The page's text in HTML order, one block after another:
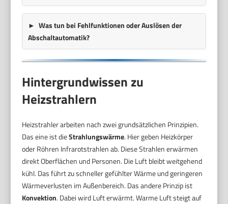
Was tun bei Fehlfunktionen oder Auslösen der
Abschaltautomatik?
Hintergrundwissen zu
Heizstrahlern
Heizstrahler arbeiten nach zwei grundsätzlichen Prinzipien.
Das eine ist dieStrahlungswärme. Hier geben Heizkörper
oder Röhren Infrarotstrahlen ab. Diese Strahlen erwärmen
direkt Oberflächen und Personen. Die Luft bleibt weitgehend
kühl. Das führt zu schneller gefühlter Wärme und geringeren
Wärmeverlusten im Außenbereich. Das andere Prinzip ist
Konvektion. Dabei wird Luft erwärmt. Warme Luft steigt auf